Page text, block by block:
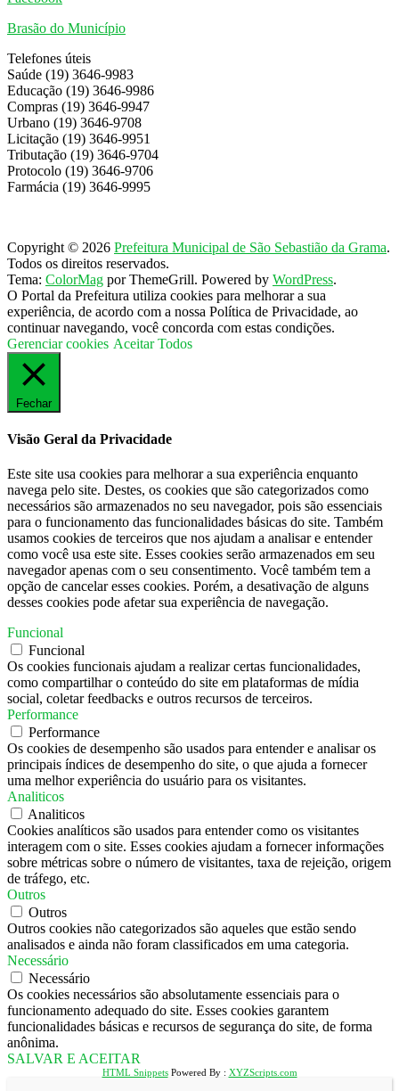
Brasão do Município
Telefones úteis
Saúde (19) 3646-9983
Educação (19) 3646-9986
Compras (19) 3646-9947
Urbano (19) 3646-9708
Licitação (19) 3646-9951
Tributação (19) 3646-9704
Protocolo (19) 3646-9706
Farmácia (19) 3646-9995
Copyright © 2026 Prefeitura Municipal de São Sebastião da Grama.
Todos os direitos reservados.
Tema: ColorMag por ThemeGrill. Powered by WordPress.
O Portal da Prefeitura utiliza cookies para melhorar a sua
experiência, de acordo com a nossa Política de Privacidade, ao
continuar navegando, você concorda com estas condições.
Gerenciar cookies Aceitar Todos
Fechar
Visão Geral da Privacidade
Este site usa cookies para melhorar a sua experiência enquanto
navega pelo site. Destes, os cookies que são categorizados como
necessários são armazenados no seu navegador, pois são essenciais
para o funcionamento das funcionalidades básicas do site. Também
usamos cookies de terceiros que nos ajudam a analisar e entender
como você usa este site. Esses cookies serão armazenados em seu
navegador apenas com o seu consentimento. Você também tem a
opção de cancelar esses cookies. Porém, a desativação de alguns
desses cookies pode afetar sua experiência de navegação.
Funcional
Funcional
Os cookies funcionais ajudam a realizar certas funcionalidades,
como compartilhar o conteúdo do site em plataformas de mídia
social, coletar feedbacks e outros recursos de terceiros.
Performance
Performance
Os cookies de desempenho são usados ​​para entender e analisar os
principais índices de desempenho do site, o que ajuda a fornecer
uma melhor experiência do usuário para os visitantes.
Analiticos
Analiticos
Cookies analíticos são usados ​​para entender como os visitantes
interagem com o site. Esses cookies ajudam a fornecer informações
sobre métricas sobre o número de visitantes, taxa de rejeição, origem
de tráfego, etc.
Outros
Outros
Outros cookies não categorizados são aqueles que estão sendo
analisados ​​e ainda não foram classificados em uma categoria.
Necessário
Necessário
Os cookies necessários são absolutamente essenciais para o
funcionamento adequado do site. Esses cookies garantem
funcionalidades básicas e recursos de segurança do site, de forma
anônima.
SALVAR E ACEITAR
HTML SnippetsPowered By : XYZScripts.com